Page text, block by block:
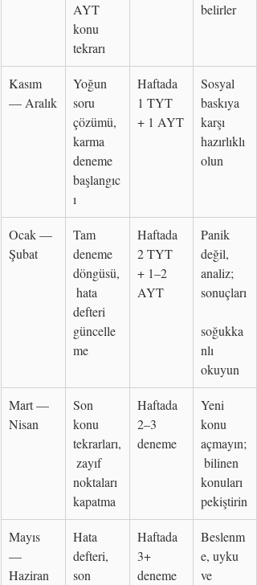
AYT
konu
tekrarı
belirler
Kasım
— Aralık
Yoğun
soru
çözümü,
karma
deneme
başlangıc
ı
Haftada
1 TYT
+ 1 AYT
Sosyal
baskıya
karşı
hazırlıklı
olun
Ocak —
Şubat
Tam
deneme
döngüsü,
hata
defteri
güncelle
me
Haftada
2 TYT
+ 1–2
AYT
Panik
değil,
analiz;
sonuçları
soğukka
nlı
okuyun
Mart —
Nisan
Son
konu
tekrarları,
zayıf
noktaları
kapatma
Haftada
2–3
deneme
Yeni
konu
açmayın;
bilinen
konuları
pekiştirin
Mayıs
—
Haziran
Hata
defteri,
son
Haftada
3+
deneme
Beslenm
e, uyku
ve